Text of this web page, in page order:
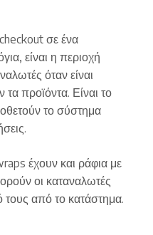
σε ένα
είναι η περιοχή
όταν είναι
προϊόντα. Είναι το
το σύστημα
έχουν και ράφια με
οι καταναλωτές
τους από το κατάστημα.